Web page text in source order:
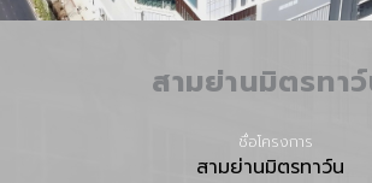
สามย่านมิตรทา
ชื่อโครงการ
สามย่านมิตรทาว์น